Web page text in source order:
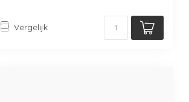
Vergelijk